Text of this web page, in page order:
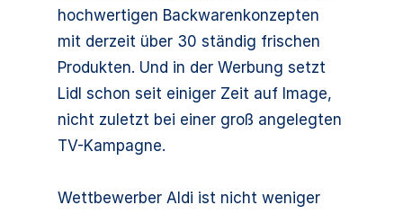
hochwertigen Backwarenkonzepten
mit derzeit über 30 ständig frischen
Produkten. Und in der Werbung setzt
Lidl schon seit einiger Zeit auf Image,
nicht zuletzt bei einer groß angelegten
TV-Kampagne.
Wettbewerber Aldi ist nicht weniger